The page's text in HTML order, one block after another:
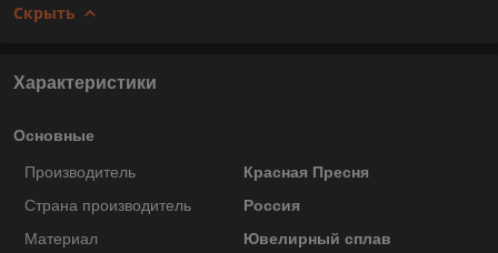
Скрыть
Характеристики
Основные
Производитель
Красная Пресня
Страна производитель
Россия
Материал
Ювелирный сплав